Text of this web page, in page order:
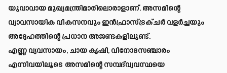
യുവാവായ മുഖ്യമന്ത്രിമാരിലൊരാളാണ്. അസമിന്റെ
വ്യാവസായിക വികസനവും ഇൻഫ്രാസ്ട്രക്ചർ വളർച്ചയും
അദ്ദേഹത്തിന്റെ പ്രധാന അജണ്ടകളിലുണ്ട്.
എണ്ണ വ്യവസായം, ചായ കൃഷി, വിനോദസഞ്ചാരം
എന്നിവയിലൂടെ അസമിന്റെ സമ്പദ്‌വ്യവസ്ഥയെ